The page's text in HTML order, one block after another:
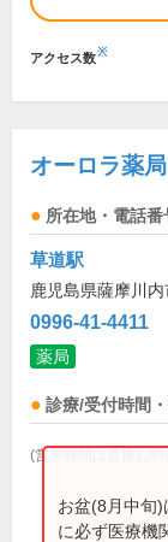
アクセス数※
オーロラ薬局
所在地・電話番
草道駅
鹿児島県薩摩川
0996-41-4411
薬局
診療/受付時間
(営業時間は直接お問
お盆(8月中旬
に必ず医療機